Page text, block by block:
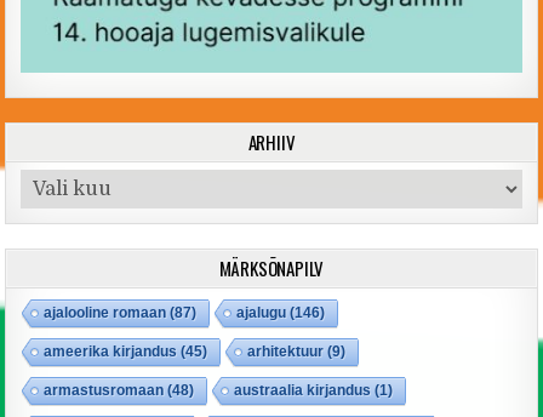
ARHIIV
Arhiiv
MÄRKSÕNAPILV
ajalooline romaan (87) ajalugu (146)
ameerika kirjandus (45) arhitektuur(9)
armastusromaan (48) austraalia kirjandus (1)